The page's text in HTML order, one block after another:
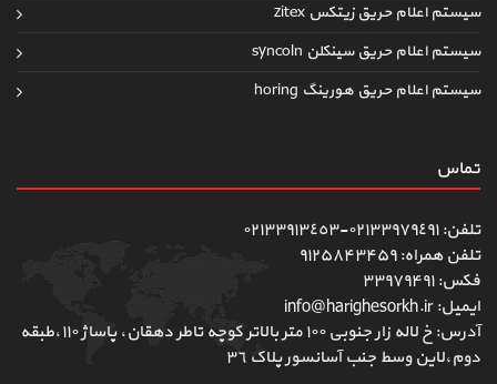
سیستم اعلام حریق زیتکس zitex
سیستم اعلام حریق سینکلن syncoln
سیستم اعلام حریق هورینگ horing
تماس
تلفن: ٠٢١٣٣٩٧٩٤٩١-٠٢١٣٣٩١٣٤٥٣
تلفن همراه: ۹۱۲۵۸۴۳۴۵۹
فکس: ۳۳۹۷۹۴۹۱
ایمیل: info@harighesorkh.ir
آدرس: خ لاله زار جنوبی ١٠٠ متر بالاتر کوچه تاطر دهقان، پاساژ ١١٠،طبقه
دوم،لاین وسط جنب آسانسور پلاک ٣٦